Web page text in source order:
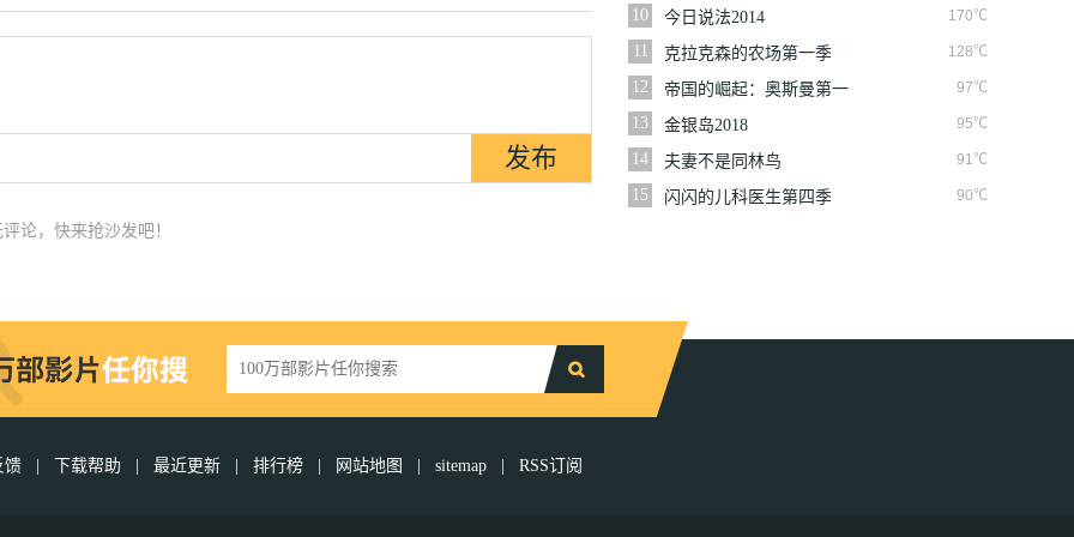
论，快来抢沙发吧！
10 170℃
今日说法2014
11
128℃
克拉克森的农场第一季
12
97℃
帝国的崛起：奥斯曼第一
季
13 95℃
金银岛2018
14
91℃
夫妻不是同林鸟
15
90℃
闪闪的儿科医生第四季
馈 下载帮助 最近更新 排行榜 网站地图 sitemap RSS订阅